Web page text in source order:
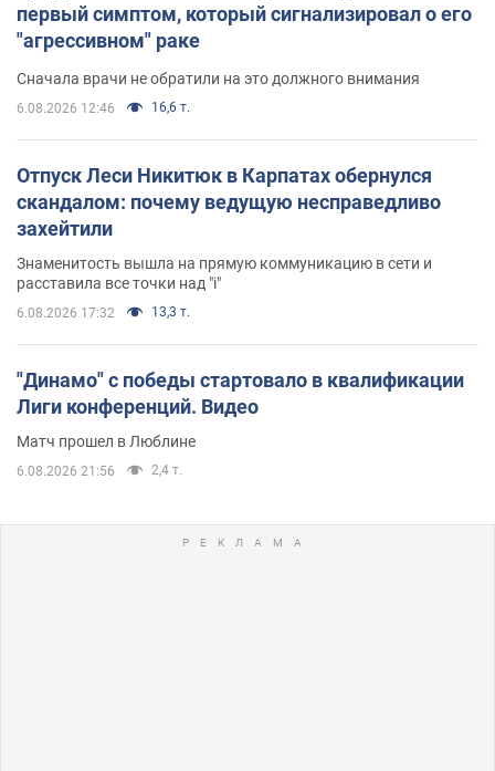
первый симптом, который сигнализировал о его
"агрессивном" раке
Сначала врачи не обратили на это должного внимания
6.08.2026 12:46 16,6 т.
Отпуск Леси Никитюк в Карпатах обернулся
скандалом: почему ведущую несправедливо
захейтили
Знаменитость вышла на прямую коммуникацию в сети и
расставила все точки над "i"
6.08.2026 17:32 13,3 т.
"Динамо" с победы стартовало в квалификации
Лиги конференций. Видео
Матч прошел в Люблине
6.08.2026 21:56 2,4 т.